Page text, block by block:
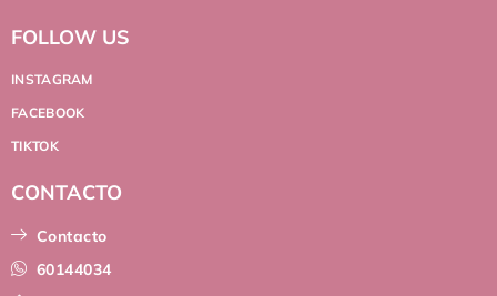
FOLLOW US
INSTAGRAM
FACEBOOK
TIKTOK
CONTACTO
Contacto
60144034